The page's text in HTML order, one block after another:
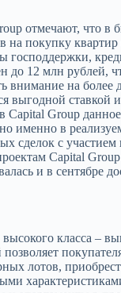
отмечают, что в
на покупку квартир
господдержки,
до 12 млн рублей,
внимание на более
выгодной ставкой
Capital Group
именно в
сделок с
Capital Group
и в сентябре
высокого класса –
лотов,